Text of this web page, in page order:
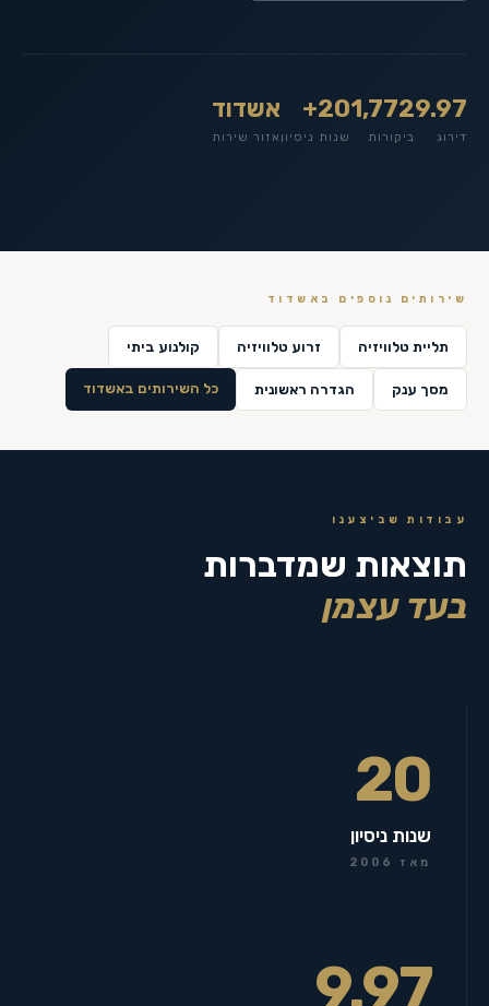
9.97
דירוג
1,772
ביקורות
20+
שנות ניסיון
אשדוד
אזור שירות
שירותים נוספים ב אשדוד
תליית טלוויזיה זרוע טלוויזיה קולנוע ביתי
מסך ענק הגדרה ראשונית כל השירותים באשדוד
עבודות שביצענו
תוצאות שמדברות
בעד עצמן
20
שנות ניסיון
מאז 2006
9.97